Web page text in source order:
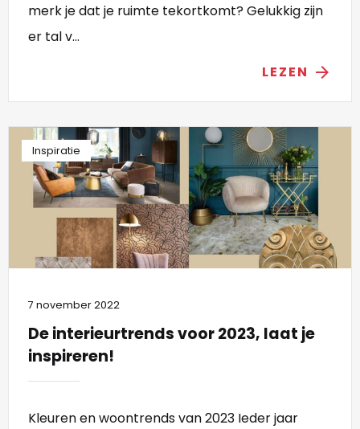
merk je dat je ruimte tekortkomt? Gelukkig zijn
er tal v...
LEZEN arrow_forward
Inspiratie
7 november 2022
De interieurtrends voor 2023, laat je
inspireren!
Kleuren en woontrends van 2023 Ieder jaar